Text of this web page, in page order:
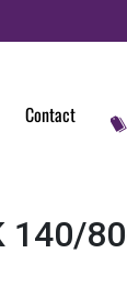
Contact
140/